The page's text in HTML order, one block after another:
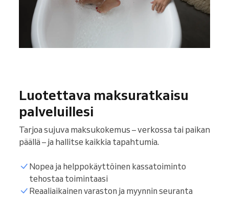
Luotettava maksuratkaisu
palveluillesi
Tarjoa sujuva maksukokemus – verkossa tai paikan
päällä – ja hallitse kaikkia tapahtumia.
Nopea ja helppokäyttöinen kassatoiminto
tehostaa toimintaasi
Reaaliaikainen varaston ja myynnin seuranta